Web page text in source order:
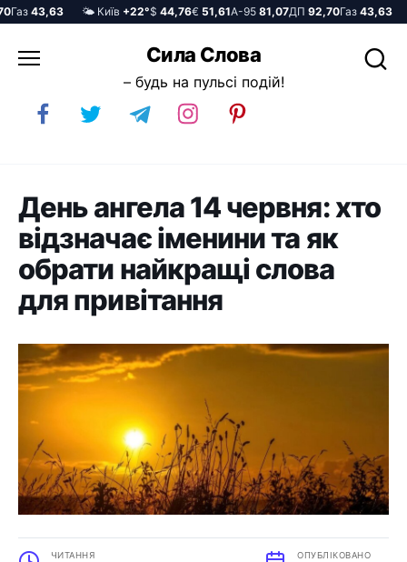
43,63 🌤️ Київ+22°$44,76€51,61А-9581,07ДП92,70Газ43,63 🌤️
до
Сила Слова
– будь на пульсі подій!
День ангела 14 червня: хто
відзначає іменини та як
обрати найкращі слова
для привітання
ЧИТАННЯ ОПУБЛІКОВАНО